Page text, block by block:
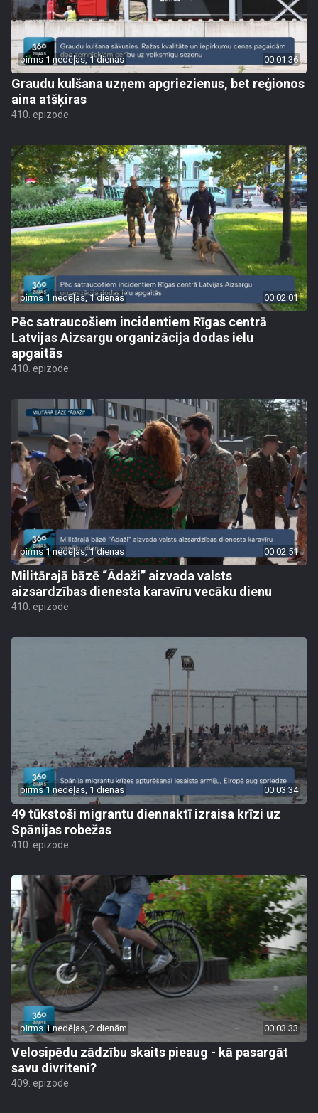
pirms 1 nedēļas, 1 dienas 00:01:36
Graudu kulšana uzņem apgriezienus, bet reģionos
aina atšķiras
410. epizode
pirms 1 nedēļas, 1 dienas 00:02:01
Pēc satraucošiem incidentiem Rīgas centrā
Latvijas Aizsargu organizācija dodas ielu
apgaitās
410. epizode
pirms 1 nedēļas, 1 dienas 00:02:51
Militārajā bāzē “Ādaži” aizvada valsts
aizsardzības dienesta karavīru vecāku dienu
410. epizode
pirms 1 nedēļas, 1 dienas 00:03:34
49 tūkstoši migrantu diennaktī izraisa krīzi uz
Spānijas robežas
410. epizode
pirms 1 nedēļas, 2 dienām 00:03:33
Velosipēdu zādzību skaits pieaug - kā pasargāt
savu divriteni?
409. epizode